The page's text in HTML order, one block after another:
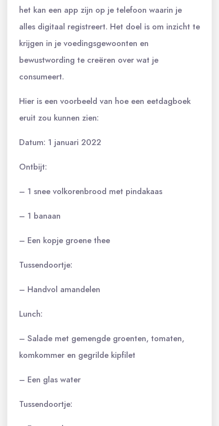
het kan een app zijn op je telefoon waarin je
alles digitaal registreert. Het doel is om inzicht te
krijgen in je voedingsgewoonten en
bewustwording te creëren over wat je
consumeert.
Hier is een voorbeeld van hoe een eetdagboek
eruit zou kunnen zien:
Datum: 1 januari 2022
Ontbijt:
– 1 snee volkorenbrood met pindakaas
– 1 banaan
– Een kopje groene thee
Tussendoortje:
– Handvol amandelen
Lunch:
– Salade met gemengde groenten, tomaten,
komkommer en gegrilde kipfilet
– Een glas water
Tussendoortje: